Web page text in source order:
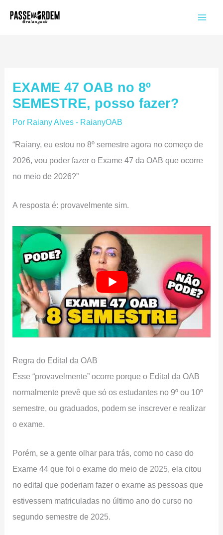
EXAME 47 OAB no 8º
SEMESTRE, posso fazer?
Por Raiany Alves - RaianyOAB
“Raiany, eu estou no 8º semestre agora no começo de
2026, vou poder fazer o Exame 47 da OAB que ocorre
no meio de 2026?”
A resposta é: provavelmente sim.
Regra do Edital da OAB
Esse “provavelmente” ocorre porque o Edital da OAB
normalmente prevê que só os estudantes no 9º ou 10º
semestre, ou graduados, podem se inscrever e realizar
o exame.
Porém, se a gente olhar para trás, como no caso do
Exame 44 que foi o exame do meio de 2025, ela citou
no edital que poderiam fazer o exame as pessoas que
estivessem matriculadas no último ano do curso no
segundo semestre de 2025.